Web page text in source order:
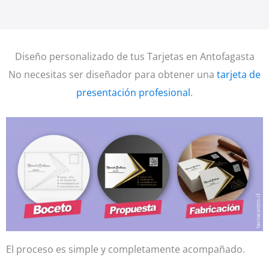
Diseño personalizado de tus Tarjetas en Antofagasta
No necesitas ser diseñador para obtener una tarjeta de
presentación profesional.
El proceso es simple y completamente acompañado.